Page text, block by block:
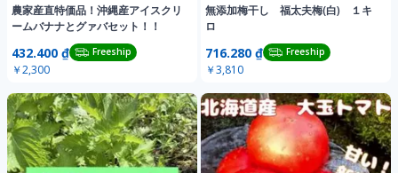
農家産直特価品！沖縄産アイスクリ
ームバナナとグァバセット！！
432.400 ₫ Freeship
￥2,300
無添加梅干し 福太夫梅(白) １キ
ロ
716.280 ₫ Freeship
￥3,810